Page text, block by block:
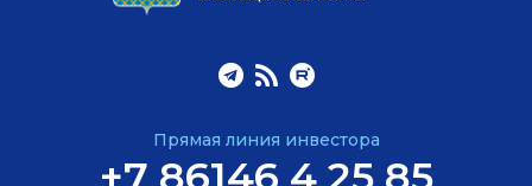
Прямая линия инвестора